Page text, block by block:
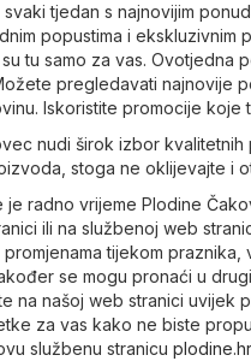
svaki tjedan s najnovijim
popustima i ekskluzivnim
tu samo za vas. Ovotjedna
pregledavati najnovije
Iskoristite promocije koje
nudi širok izbor
stoga ne oklijevajte i
je radno vrijeme Plodine
ili na službenoj web
tijekom
se mogu pronaći u
na našoj web stranici uvijek
za vas kako ne biste
službenu stranicu plodine.hr